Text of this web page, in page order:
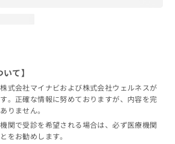
て】
式会社マイナビおよび株式会社ウェルネスが
。正確な情報に努めておりますが、内容を完
りません。
関で受診を希望される場合は、必ず医療機関
をお勧めします。